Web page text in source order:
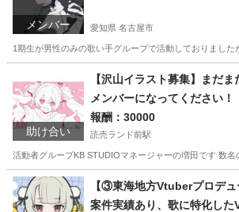
メンバー 愛知県 名古屋市
1期生が男性のみの歌い手グループで活動しておりまし
バンドメンバー 静岡 静
バンドメンバー 1期生
助け合い
【沢山イラスト募集】まだま
メンバーになってください！
報酬：30000
読売ランド前駅
活動者グループKB STUDIOマネージャーの増田です 数
神奈川 川崎市 読売ランド前駅 手伝って/助
名古屋市 手伝って/助けて
【③東海地方Vtuberプロデ
案件実績あり、歌に特化し